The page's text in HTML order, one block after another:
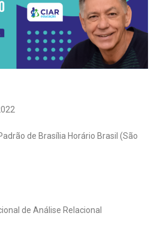
de Brasília Horário Brasil (São
de Análise Relacional